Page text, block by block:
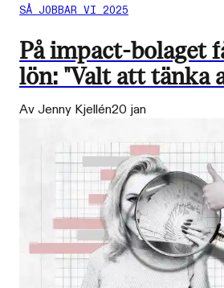
SÅ JOBBAR VI 2025
På impact-bolaget
lön: "Valt att tänka
Av Jenny Kjellén20 jan